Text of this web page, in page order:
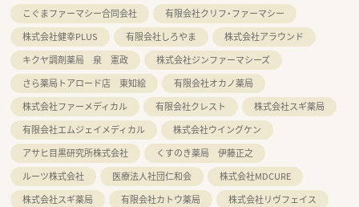
こぐまファーマシー合同会社
有限会社クリフ・ファーマシー
株式会社健幸PLUS
有限会社しろやま
株式会社アラウンド
キクヤ調剤薬局 泉 憲政
株式会社ジンファーマシーズ
さら薬局トアロード店 東知絵
有限会社オカノ薬局
株式会社ファーメディカル
有限会社クレスト
株式会社スギ薬局
有限会社エムジェイメディカル
株式会社ウイングケン
アサヒ目黒研究所株式会社
くすのき薬局 伊藤正之
ルーツ株式会社
医療法人社団仁和会
株式会社MDCURE
株式会社スギ薬局
有限会社カトウ薬局
株式会社リヴフェイス